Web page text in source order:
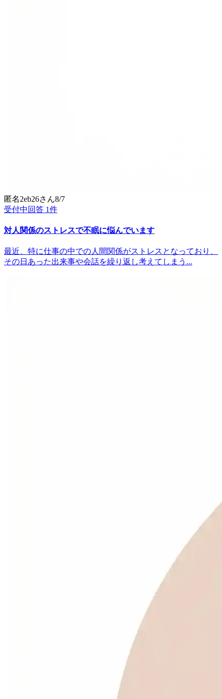
匿名2eb26さん8/7
受付中 回答 1件
対人関係のストレスで不眠に悩んでいます
最近、特に仕事の中での人間関係がストレスとなっており、
その日あった出来事や会話を繰り返し考えてしまう...